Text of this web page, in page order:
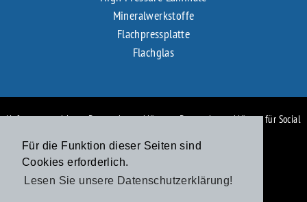
Für die Funktion dieser Seiten sind
Cookies erforderlich.
Lesen Sie unsere Datenschutzerklärung!
Mineralwerkstoffe
Flachpressplatte
Flachglas
Haftungsausschluss-Datenschutzerklärung-Datenschutzerklärung für Social
Media Profile -Impressum